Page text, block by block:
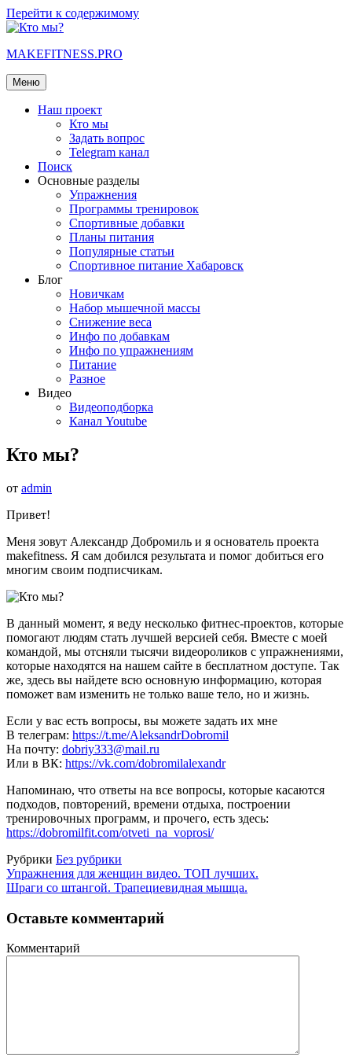
Перейти к содержимому
MAKEFITNESS.PRO
Меню
Наш проект
Кто мы
Задать вопрос
Telegram канал
Поиск
Основные разделы
Упражнения
Программы тренировок
Спортивные добавки
Планы питания
Популярные статьи
Спортивное питание Хабаровск
Блог
Новичкам
Набор мышечной массы
Снижение веса
Инфо по добавкам
Инфо по упражнениям
Питание
Разное
Видео
Видеоподборка
Канал Youtube
Кто мы?
от admin
Привет!
Меня зовут Александр Добромиль и я основатель проекта
makefitness. Я сам добился результата и помог добиться его
многим своим подписчикам.
В данный момент, я веду несколько фитнес-проектов, которые
помогают людям стать лучшей версией себя. Вместе с моей
командой, мы отсняли тысячи видеороликов с упражнениями,
которые находятся на нашем сайте в бесплатном доступе. Так
же, здесь вы найдете всю основную информацию, которая
поможет вам изменить не только ваше тело, но и жизнь.
Если у вас есть вопросы, вы можете задать их мне
В телеграм: https://t.me/AleksandrDobromil
На почту: dobriy333@mail.ru
Или в ВК: https://vk.com/dobromilalexandr
Напоминаю, что ответы на все вопросы, которые касаются
подходов, повторений, времени отдыха, построении
тренировочных программ, и прочего, есть здесь:
https://dobromilfit.com/otveti_na_voprosi/
Рубрики Без рубрики
Упражнения для женщин видео. ТОП лучших.
Шраги со штангой. Трапециевидная мышца.
Оставьте комментарий
Комментарий